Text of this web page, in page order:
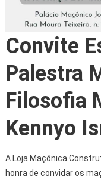
Convite
Palestra
Filosofia
Kennyo
A Loja Maçônica
honra de convidar os